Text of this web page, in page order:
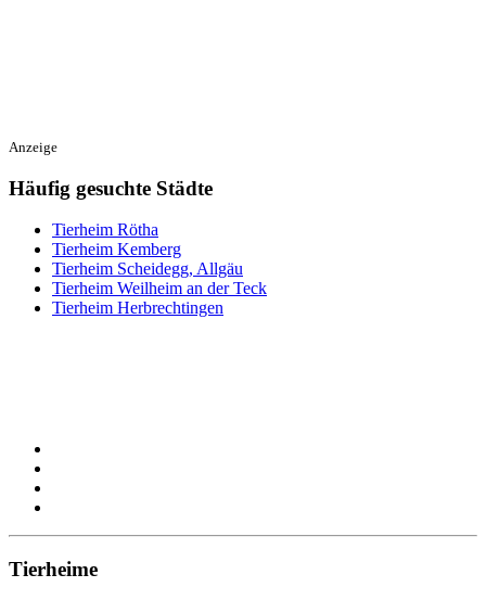
Anzeige
Häufig gesuchte Städte
Tierheim Rötha
Tierheim Kemberg
Tierheim Scheidegg, Allgäu
Tierheim Weilheim an der Teck
Tierheim Herbrechtingen
Tierheime